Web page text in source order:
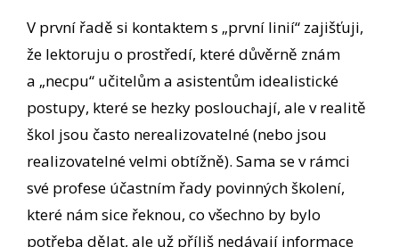
V první řadě si kontaktem s „první linií“ zajišťuji,
že lektoruju o prostředí, které důvěrně znám
a „necpu“ učitelům a asistentům idealistické
postupy, které se hezky poslouchají, ale v realitě
škol jsou často nerealizovatelné (nebo jsou
realizovatelné velmi obtížně). Sama se v rámci
své profese účastním řady povinných školení,
které nám sice řeknou, co všechno by bylo
potřeba dělat, ale už příliš nedávají informace